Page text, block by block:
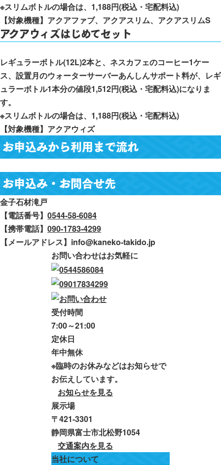
※スリムボトルの場合は、1,188円(税込・宅配料込)
【対象機種】アクアファブ、アクアスリム、アクアスリムS
アクアウィズはじめてセット
レギュラーボトル(12L)2本と、ネスカフェのコーヒー1ケー
ス、設置月のウォーターサーバーあんしんサポート料が、レギ
ュラーボトル1本分の値段1,512円(税込・宅配料込)になりま
す。
※スリムボトルの場合は、1,188円(税込・宅配料込)
【対象機種】アクアウィズ
お申込みから利用まで流れ
お申込み・お問合せ先
金子石材滝戸
【電話番号】 0544-58-6084
【携帯電話】 090-1783-4299
【メールアドレス】info@kaneko-takido.jp
お問い合わせはお気軽に
受付時間
7:00～21:00
定休日
年中無休
※臨時のお休みなどはお知らせで
お伝えしています。
お知らせを見る
展示場
〒421-3301
静岡県富士市北松野1054
交通案内を見る
当社について